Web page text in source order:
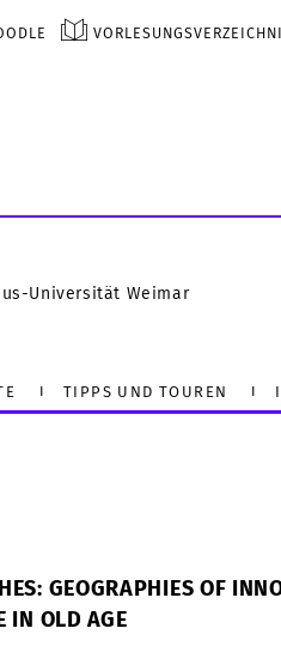
Universität Weimar
TIPPS UND TOUREN
GEOGRAPHIES OF
IN OLD AGE